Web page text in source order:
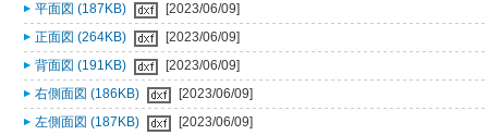
平面図 (187KB)
[2023/06/09]
正面図 (264KB)
[2023/06/09]
背面図 (191KB)
[2023/06/09]
右側面図 (186KB)
[2023/06/09]
左側面図 (187KB)
[2023/06/09]